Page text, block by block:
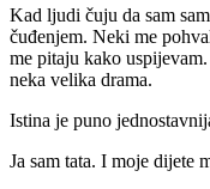
Kad ljudi čuju da sam
čuđenjem. Neki me
me pitaju kako
neka velika drama.
Istina je puno
Ja sam tata. I moje dijete